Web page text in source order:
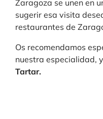
Zaragoza se unen en
sugerir esa visita
restaurantes de
Os recomendamos
nuestra especialidad,
Tartar.